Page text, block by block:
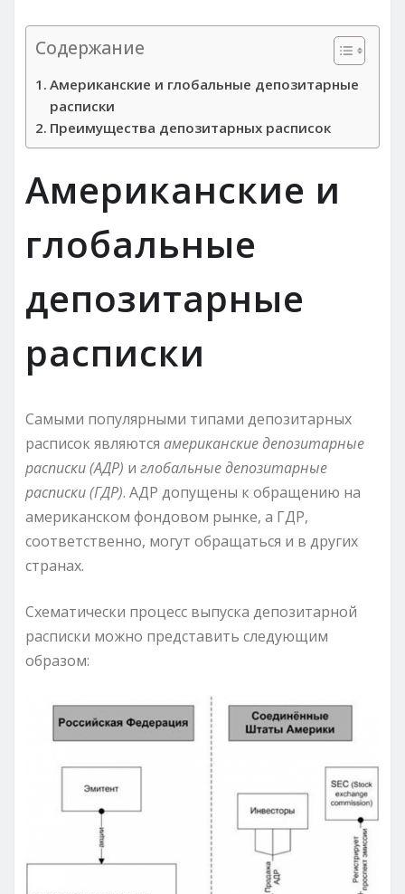
Содержание
Американские и глобальные депозитарные
расписки
Преимущества депозитарных расписок
Американские и
глобальные
депозитарные
расписки
Самыми популярными типами депозитарных
расписок являются американские депозитарные
расписки (АДР) и глобальные депозитарные
расписки (ГДР). АДР допущены к обращению на
американском фондовом рынке, а ГДР,
соответственно, могут обращаться и в других
странах.
Схематически процесс выпуска депозитарной
расписки можно представить следующим
образом: